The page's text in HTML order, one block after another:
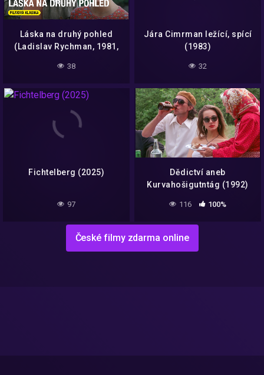
Láska na druhý pohled
(Ladislav Rychman, 1981,
38
Jára Cimrman ležící, spící
(1983)
32
Fichtelberg (2025)
97
Dědictví aneb
Kurvahošigutntág (1992)
116 100%
České filmy zdarma online